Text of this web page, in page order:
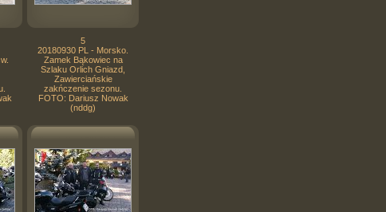
5
20180930 PL - Morsko.
Zamek Bąkowiec na
Szlaku Orlich Gniazd,
Zawierciańskie
zakńczenie sezonu.
FOTO: Dariusz Nowak
(nddg)